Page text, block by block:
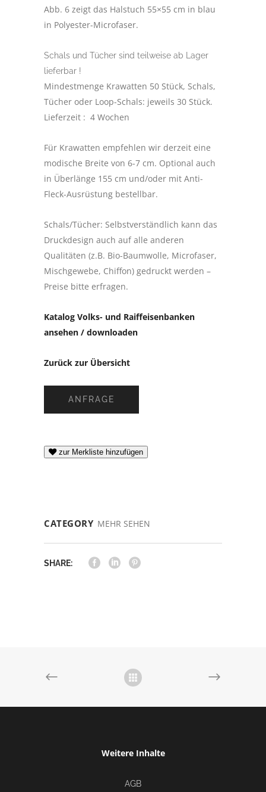
Abb. 6 zeigt das Halstuch 55×55 cm in blau
in Polyester-Microfaser.
Schals und Tücher sind teilweise ab Lager
lieferbar !
Mindestmenge Krawatten 50 Stück, Schals,
Tücher oder Loop-Schals: jeweils 30 Stück.
Lieferzeit : 4 Wochen
Für Krawatten empfehlen wir derzeit eine
modische Breite von 6-7 cm. Optional auch
in Überlänge 155 cm und/oder mit Anti-
Fleck-Ausrüstung bestellbar.
Schals/Tücher: Selbstverständlich kann das
Druckdesign auch auf alle anderen
Qualitäten (z.B. Bio-Baumwolle, Microfaser,
Mischgewebe, Chiffon) gedruckt werden –
Preise bitte erfragen.
Katalog Volks- und Raiffeisenbanken
ansehen / downloaden
Zurück zur Übersicht
ANFRAGE
zur Merkliste hinzufügen
CATEGORY MEHR SEHEN
SHARE:
Weitere Inhalte
AGB